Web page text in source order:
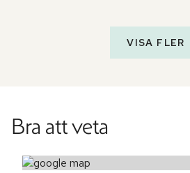
VISA FLER
Bra att veta